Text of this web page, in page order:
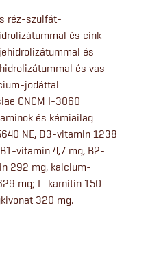
réz-szulfát-
és cink-
és
és vas-
jodáttal
CNCM I-3060
és kémiailag
NE, D3-vitamin 1238
vitamin 4,7 mg, B2-
292 mg, kalcium-
mg; L-karnitin 150
320 mg.